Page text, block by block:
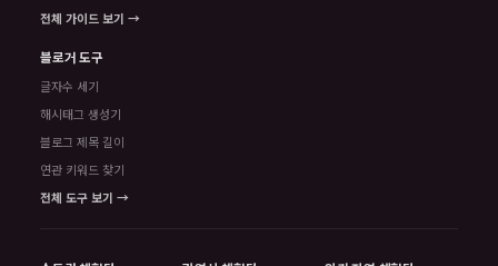
전체 가이드 보기 →
블로거 도구
글자수 세기
해시태그 생성기
블로그 제목 길이
연관 키워드 찾기
전체 도구 보기 →